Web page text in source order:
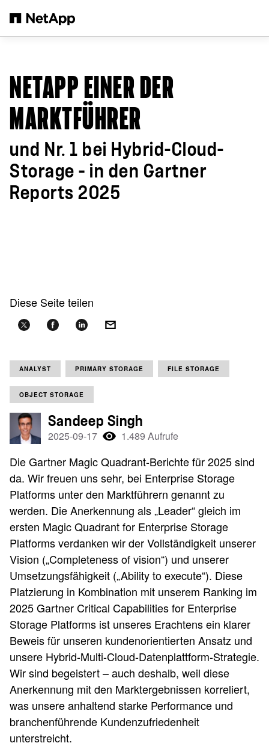
NETAPP EINER DER
MARKTFÜHRER
und Nr. 1 bei Hybrid-Cloud-
Storage – in den Gartner​
Reports 2025
Diese Seite teilen
ANALYST PRIMARY STORAGE FILE STORAGE
OBJECT STORAGE
Sandeep Singh
2025-09-17 1.489 Aufrufe
Die Gartner Magic Quadrant-Berichte für 2025 sind
da. Wir freuen uns sehr, bei Enterprise Storage
Platforms unter den Marktführern genannt zu
werden. Die Anerkennung als „Leader“ gleich im
ersten Magic Quadrant for Enterprise Storage
Platforms verdanken wir der Vollständigkeit unserer
Vision („Completeness of vision“) und unserer
Umsetzungsfähigkeit („Ability to execute“). Diese
Platzierung in Kombination mit unserem Ranking im
2025 Gartner Critical Capabilities for Enterprise
Storage Platforms ist unseres Erachtens ein klarer
Beweis für unseren kundenorientierten Ansatz und
unsere Hybrid-Multi-Cloud-Datenplattform-Strategie.
Wir sind begeistert – auch deshalb, weil diese
Anerkennung mit den Marktergebnissen korreliert,
was unsere anhaltend starke Performance und
branchenführende Kundenzufriedenheit
unterstreicht.